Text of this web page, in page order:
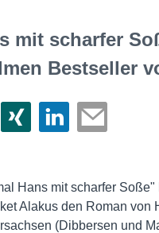
mit scharfer
Bestseller
Hans mit scharfer
Alakus den Roman
(Dibbersen und